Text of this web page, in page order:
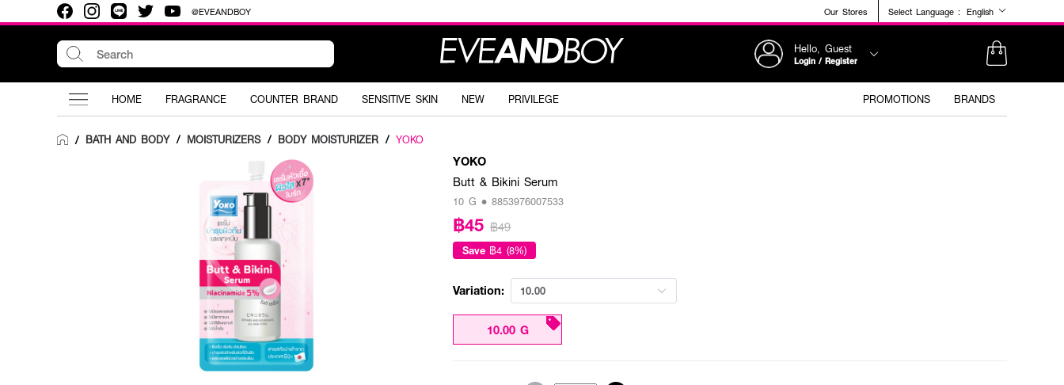
@EVEANDBOY Our Stores Select Language : English
Hello, Guest
Login / Register
HOME FRAGRANCE COUNTER BRAND SENSITIVE SKIN NEW PRIVILEGE PROMOTIONS BRANDS
/ BATH AND BODY / MOISTURIZERS / BODY MOISTURIZER / YOKO
YOKO
Butt & Bikini Serum
10 G • 8853976007533
฿45 ฿49
Save ฿4 (8%)
Variation: 10.00
10.00 G